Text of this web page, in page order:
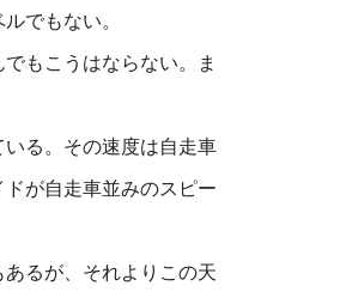
でもない。
もこうはならない。ま
る。その速度は自走車
が自走車並みのスピー
るが、それよりこの天